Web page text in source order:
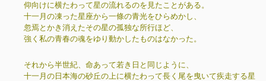
仰向けに横たわって星の流れるのを見たことがある。
十一月の凍った星座から一條の青光をひらめかし、
忽焉とかき消えたその星の孤独な所行ほど、
強く私の青春の魂をゆり動かしたものはなかった。
それから半世紀、命あって若き日と同じように、
十一月の日本海の砂丘の上に横たわって長く尾を曳いて疾走する星